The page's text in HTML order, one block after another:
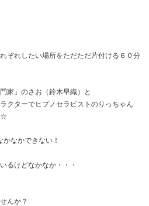
ぞれしたい場所をただただ片付ける６０分
家」のさお（鈴木早織）と
クターでヒプノセラピストのりっちゃん
☆
かなかできない！
るけどなかなか・・・
んか？